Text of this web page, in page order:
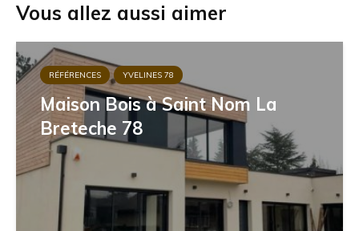
Vous allez aussi aimer
RÉFÉRENCES YVELINES 78
Maison Bois à Saint Nom La
Breteche 78